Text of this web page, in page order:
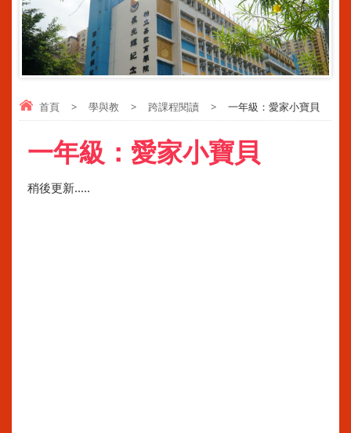
首頁 > 學與教 > 跨課程閱讀 > 一年級：愛家小寶貝
一年級：愛家小寶貝
稍後更新.....